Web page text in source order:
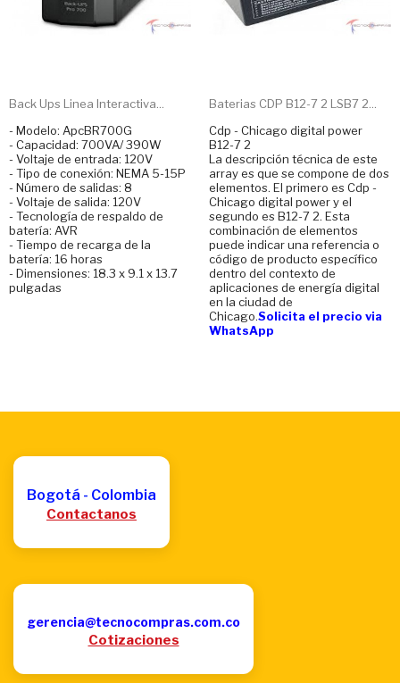
Back Ups Linea Interactiva...
- Modelo: ApcBR700G
- Capacidad: 700VA/ 390W
- Voltaje de entrada: 120V
- Tipo de conexión: NEMA 5-15P
- Número de salidas: 8
- Voltaje de salida: 120V
- Tecnología de respaldo de
batería: AVR
- Tiempo de recarga de la
batería: 16 horas
- Dimensiones: 18.3 x 9.1 x 13.7
pulgadas
Baterias CDP B12-7 2 LSB7 2...
Cdp - Chicago digital power
B12-7 2
La descripción técnica de este
array es que se compone de dos
elementos. El primero es Cdp -
Chicago digital power y el
segundo es B12-7 2. Esta
combinación de elementos
puede indicar una referencia o
código de producto específico
dentro del contexto de
aplicaciones de energía digital
en la ciudad de
Chicago.Solicita el precio via
WhatsApp
Bogotá - Colombia
Contactanos
gerencia@tecnocompras.com.co
Cotizaciones